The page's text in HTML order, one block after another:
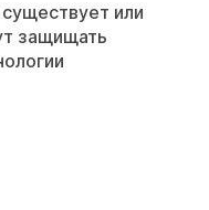
или
защищать